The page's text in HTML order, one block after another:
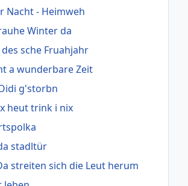
Nacht - Heimweh
Winter da
sche Fruahjahr
a wunderbare Zeit
g'storbn
heut trink i nix
stadltür
streiten sich die Leut herum